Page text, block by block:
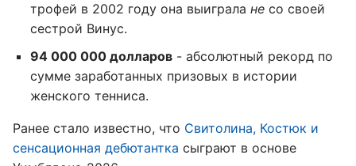
трофей в 2002 году она выиграла не со своей
сестрой Винус.
94 000 000 долларов - абсолютный рекорд по
сумме заработанных призовых в истории
женского тенниса.
Ранее стало известно, что Свитолина, Костюк и
сенсационная дебютантка сыграют в основе